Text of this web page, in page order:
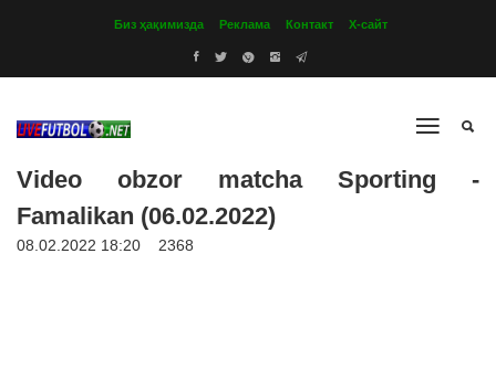
Биз ҳақимизда Реклама Контакт Х-сайт
Video obzor matcha Sporting -
Famalikan (06.02.2022)
08.02.2022 18:20 2368